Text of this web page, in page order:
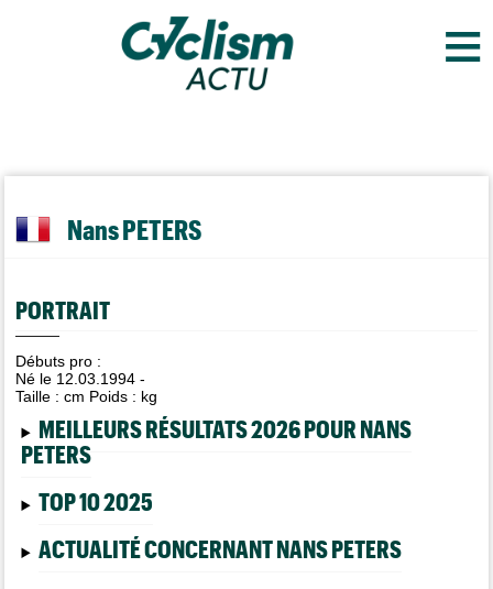
≡
Nans PETERS
PORTRAIT
Débuts pro :
Né le 12.03.1994 -
Taille :cm Poids : kg
MEILLEURS RÉSULTATS 2026 POUR NANS
PETERS
TOP 10 2025
ACTUALITÉ CONCERNANT NANS PETERS